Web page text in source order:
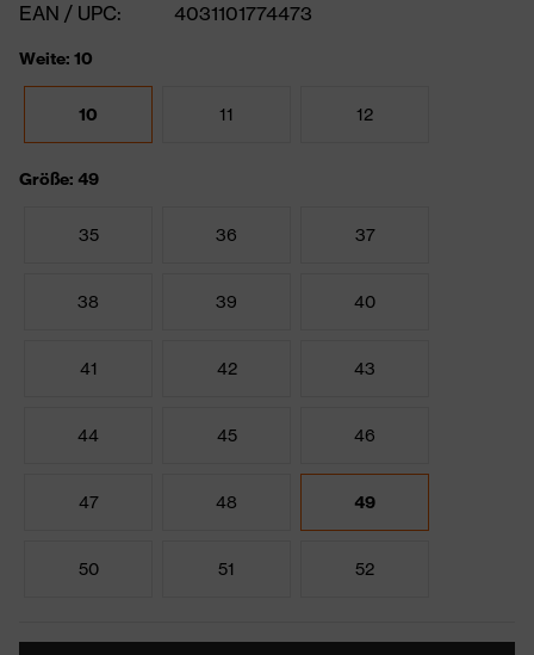
EAN / UPC:
4031101774473
Weite: 10
10 11 12
Größe: 49
35 36 37
38 39 40
41 42 43
44 45 46
47 48 49
50 51 52